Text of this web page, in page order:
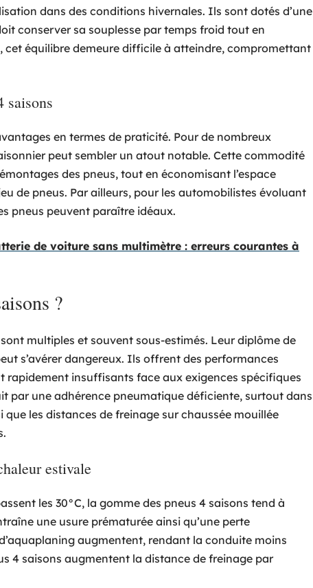
dans des conditions hivernales. Ils sont dotés d’une
conserver sa souplesse par temps froid tout en
cet équilibre demeure difficile à atteindre, compromettant
saisons
en termes de praticité. Pour de nombreux
peut sembler un atout notable. Cette commodité
des pneus, tout en économisant l’espace
de pneus. Par ailleurs, pour les automobilistes évoluant
pneus peuvent paraître idéaux.
de voiture sans multimètre : erreurs courantes à
?
multiples et souvent sous-estimés. Leur diplôme de
s’avérer dangereux. Ils offrent des performances
rapidement insuffisants face aux exigences spécifiques
par une adhérence pneumatique déficiente, surtout dans
les distances de freinage sur chaussée mouillée
estivale
les 30°C, la gomme des pneus 4 saisons tend à
une usure prématurée ainsi qu’une perte
augmentent, rendant la conduite moins
4 saisons augmentent la distance de freinage par